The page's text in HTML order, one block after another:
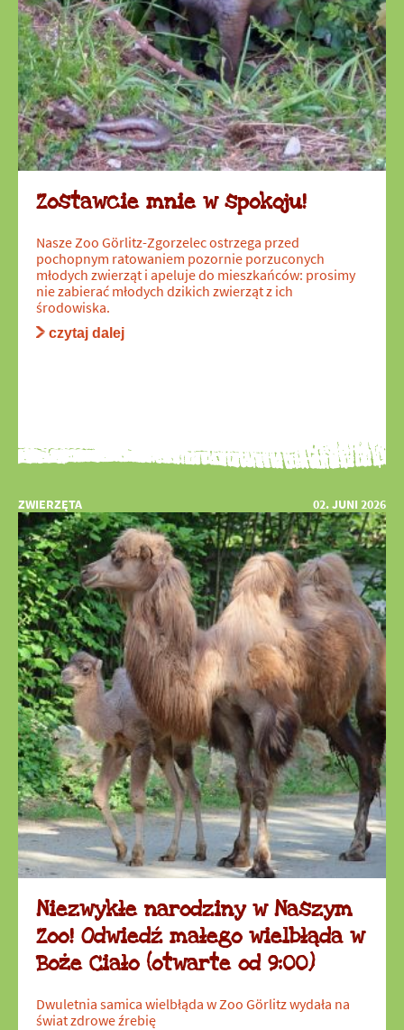
Zostawcie mnie w spokoju!
Nasze Zoo Görlitz-Zgorzelec ostrzega przed
pochopnym ratowaniem pozornie porzuconych
młodych zwierząt i apeluje do mieszkańców: prosimy
nie zabierać młodych dzikich zwierząt z ich
środowiska.
czytaj dalej
ZWIERZĘTA 02. JUNI 2026
Niezwykłe narodziny w Naszym
Zoo! Odwiedź małego wielbłąda w
Boże Ciało (otwarte od 9:00)
Dwuletnia samica wielbłąda w Zoo Görlitz wydała na
świat zdrowe źrebię